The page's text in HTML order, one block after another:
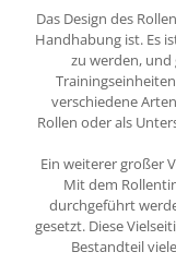
Das Design des
Handhabung ist. Es
zu werden, und
verschiedene
Rollen oder als
Ein weiterer großer
Mit dem
durchgeführt
gesetzt. Diese
Bestandteil